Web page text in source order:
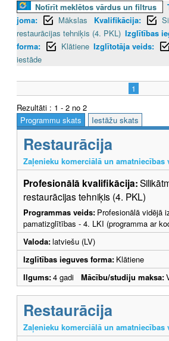
Notīrīt meklētos vārdus un filtrus
joma:
Mākslas Kvalifikācija:
restaurācijas tehniķis (4. PKL) Izglītības
forma:
Klātiene Izglītotāja veids:
iestāde
1
Rezultāti : 1 - 2 no 2
Programmu skats
Iestāžu skats
Restaurācija
Zaļenieku komerciālā un amatniecības
Profesionālā kvalifikācija:
restaurācijas tehniķis (4. PKL)
Programmas veids: Profesionālā vidējā
pamatizglītības - 4. LKI (programma ar
Valoda:latviešu (LV)
Izglītības ieguves forma: Klātiene
Ilgums:4 gadi Mācību/studiju maksa:
Restaurācija
Zaļenieku komerciālā un amatniecības